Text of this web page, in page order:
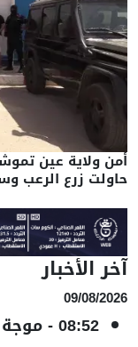
أمن ولاية عين
حاولت زرع الرعب
آخر الأخبار
09/08/2026
08:52
-